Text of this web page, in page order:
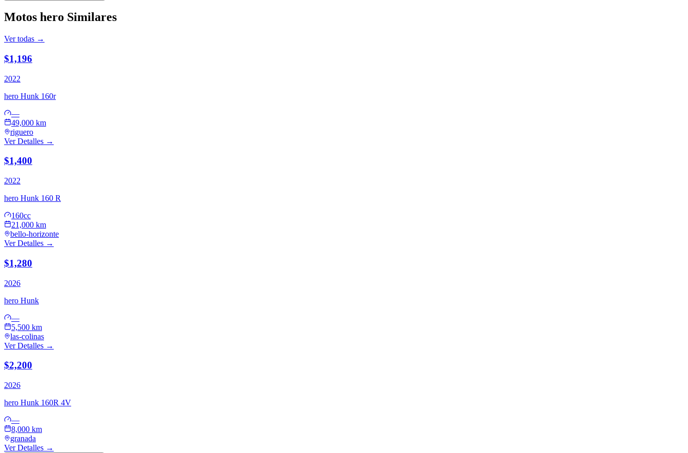
Motos hero Similares
Ver todas →
$1,196
2022
hero Hunk 160r
—
49,000 km
riguero
Ver Detalles →
$1,400
2022
hero Hunk 160 R
160cc
21,000 km
bello-horizonte
Ver Detalles →
$1,280
2026
hero Hunk
—
5,500 km
las-colinas
Ver Detalles →
$2,200
2026
hero Hunk 160R 4V
—
8,000 km
granada
Ver Detalles →